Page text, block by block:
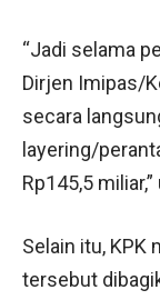
“Jadi selama
Dirjen Imipas/
secara
layering/
Rp145,5
Selain itu, KPK
tersebut